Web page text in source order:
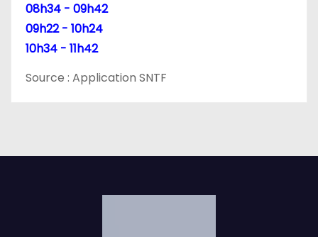
08h34 - 09h42
09h22 - 10h24
10h34 - 11h42
Source : Application SNTF